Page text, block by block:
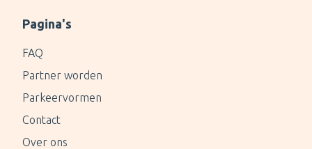
Pagina's
FAQ
Partner worden
Parkeervormen
Contact
Over ons